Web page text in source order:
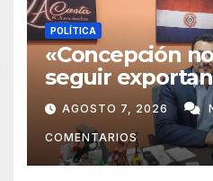
POLÍTICA
«Concepción
seguir
juventud»: Lelly
Silva propone
ciudad en un
atracción de
AGOSTO 7, 2026
COMENTARIOS